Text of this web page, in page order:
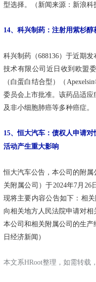
型选择。（新闻来源：新浪科
14、科兴制药：注射用紫杉
科兴制药（688136）于近期
技术有限公司近日收到欧盟
（白蛋白结合型）（
委员会上市批准。该药品适
及非小细胞肺癌等多种癌症。
15、恒大汽车：债权人申请
活动产生重大影响
恒大汽车公告，本公司的附
关附属公司）于2024年7月26
现将主要内容公告如下：相
向相关地方人民法院申请对
本公司和相关附属公司的生
日经济新闻）
本文系HRoot整理，如需转载